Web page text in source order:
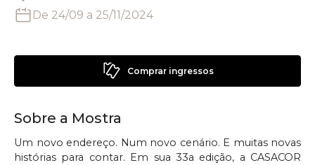
De 24/09 a 25/11/2024
Comprar ingressos
Sobre a Mostra
Um novo endereço. Num novo cenário. E muitas novas
histórias para contar. Em sua 33a edição, a CASACOR